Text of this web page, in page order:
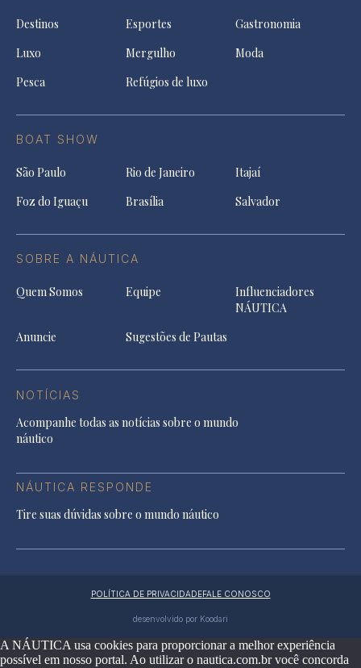
Destinos Esportes
Gastronomia
Luxo
Mergulho
Moda
Pesca
Refúgios de luxo
BOAT SHOW
São Paulo Rio de Janeiro
Itajaí
Foz do Iguaçu
Brasília Salvador
SOBRE A NÁUTICA
Quem Somos Equipe
Influenciadores
NÁUTICA
Anuncie
Sugestões de Pautas
NOTÍCIAS
Acompanhe todas as notícias sobre o mundo
náutico
NÁUTICA RESPONDE
Tire suas dúvidas sobre o mundo náutico
POLÍTICA DE PRIVACIDADEFALE CONOSCO
desenvolvido por Koodari
A NÁUTICA usa cookies para proporcionar a melhor experiência
possível em nosso portal. Ao utilizar o nautica.com.br você concorda